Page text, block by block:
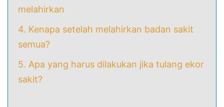
melahirkan
4. Kenapa setelah melahirkan badan sakit
semua?
5. Apa yang harus dilakukan jika tulang ekor
sakit?